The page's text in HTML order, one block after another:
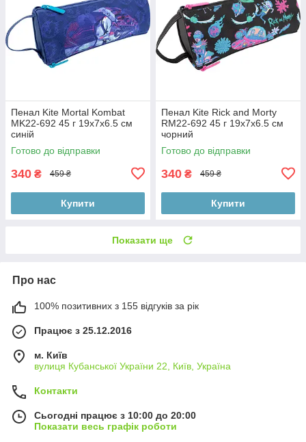
Пенал Kite Mortal Kombat
MK22-692 45 г 19х7х6.5 см
синій
Готово до відправки
340 ₴ 459 ₴
Купити
Пенал Kite Rick and Morty
RM22-692 45 г 19х7х6.5 см
чорний
Готово до відправки
340 ₴ 459 ₴
Купити
Показати ще
Про нас
100% позитивних з 155 відгуків за рік
Працює з 25.12.2016
м. Київ
вулиця Кубанської України 22, Київ, Україна
Контакти
Сьогодні працює з 10:00 до 20:00
Показати весь графік роботи